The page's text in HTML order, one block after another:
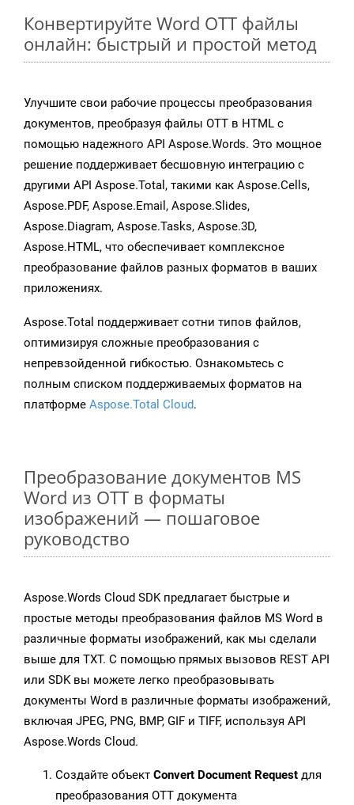
Конвертируйте Word OTT файлы
онлайн: быстрый и простой метод
Улучшите свои рабочие процессы преобразования
документов, преобразуя файлы OTT в HTML с
помощью надежного API Aspose.Words. Это мощное
решение поддерживает бесшовную интеграцию с
другими API Aspose.Total, такими как Aspose.Cells,
Aspose.PDF, Aspose.Email, Aspose.Slides,
Aspose.Diagram, Aspose.Tasks, Aspose.3D,
Aspose.HTML, что обеспечивает комплексное
преобразование файлов разных форматов в ваших
приложениях.
Aspose.Total поддерживает сотни типов файлов,
оптимизируя сложные преобразования с
непревзойденной гибкостью. Ознакомьтесь с
полным списком поддерживаемых форматов на
платформе Aspose.Total Cloud.
Преобразование документов MS
Word из OTT в форматы
изображений — пошаговое
руководство
Aspose.Words Cloud SDK предлагает быстрые и
простые методы преобразования файлов MS Word в
различные форматы изображений, как мы сделали
выше для TXT. С помощью прямых вызовов REST API
или SDK вы можете легко преобразовывать
документы Word в различные форматы изображений,
включая JPEG, PNG, BMP, GIF и TIFF, используя API
Aspose.Words Cloud.
Создайте объект Convert Document Request для
преобразования OTT документа